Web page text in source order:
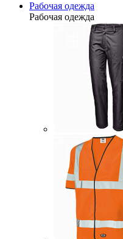
Рабочая одежда
Рабочая одежда